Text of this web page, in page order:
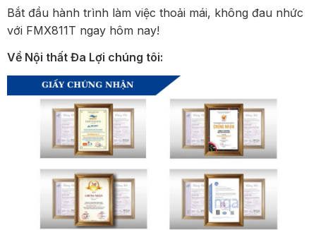
Bắt đầu hành trình làm việc thoải mái, không đau nhức
với FMX811T ngay hôm nay!
Về Nội thất Đa Lợi chúng tôi: